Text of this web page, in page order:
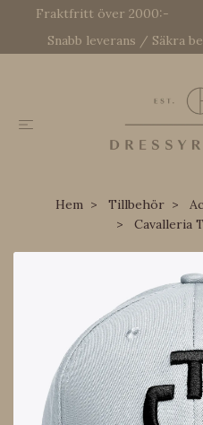
Fraktfritt över 2000:-
Snabb leverans / Säkra
Hem Tillbehör
Cavalleria